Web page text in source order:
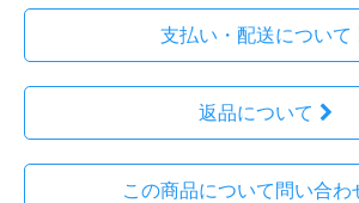
支払い・配送について
返品について
この商品について問い合わ